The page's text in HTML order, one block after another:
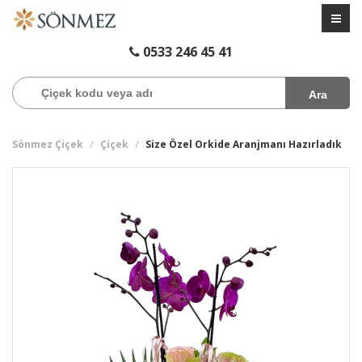
0533 246 45 41
Ara
Sönmez Çiçek Çiçek Size Özel Orkide Aranjmanı Hazırladık